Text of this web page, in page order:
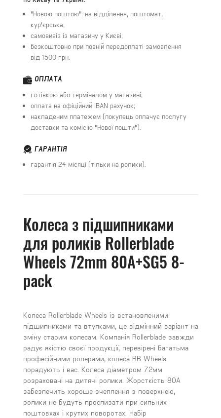
"Новою поштою": на відділення, поштомат,
кур'єрська;
самовивіз із магазину у Києві;
безкоштовно при повній передоплаті замовлення
від 1500 грн.
ОПЛАТА
готівкою або терміналом у магазині;
оплата на офіційний IBAN рахунок;
накладеним платежем (покупець оплачує послугу
доставки та комісію "Нової пошти").
ГАРАНТІЯ
гарантія 24 місяці (тільки на ролики).
Колеса з підшипниками
для роликів Rollerblade
Wheels 72mm 80A+SG5 8-
pack
Колеса Rollerblade Wheels із встановленими
підшипниками та втулками, це відмінний варіант на
зміну старим колесам. Компанія Rollerblade завжди
радує якістю своєї продукції, перевірені багатьма
професійними ролерами, колеса RB Wheels
порадують і вас. Колеса діаметром 72мм
розраховані на дитячі ролики. Жорсткість 80А
забезпечить хороше зчеплення з поверхнею,
ролики не будуть прослизати при сильних
поштовхах і крутих поворотах. Набір